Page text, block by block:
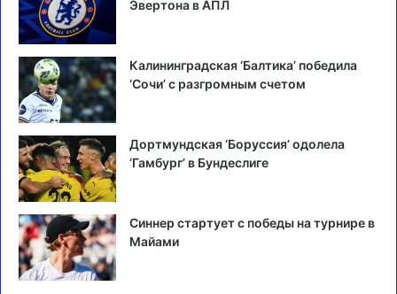
Эвертона в АПЛ
Калининградская ‘Балтика’ победила
‘Сочи’ с разгромным счетом
Дортмундская ‘Боруссия’ одолела
‘Гамбург’ в Бундеслиге
Синнер стартует с победы на турнире в
Майами